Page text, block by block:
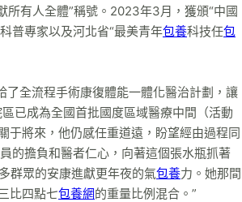
所有人全體”稱號。2023年3月，獲頒“中國
普專家以及河北省“最美青年包養科技任包
全流程手術康復體能一體化醫治計劃，讓
已成為全國首批國度區域醫療中間（活動
于將來，他仍感任重道遠，盼望經由過程同
的擔負和醫者仁心，向著這個張水瓶抓著
群眾的安康進獻更年夜的氣包養力。她那間
比四點七包養網的重量比例混合。”